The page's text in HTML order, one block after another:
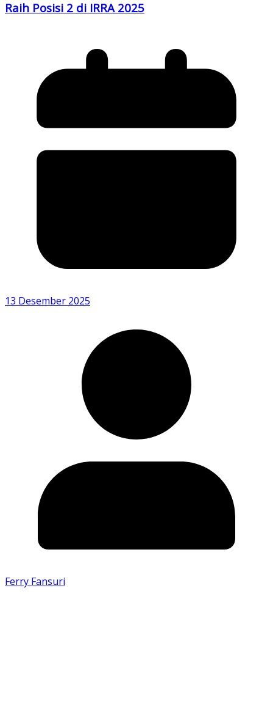
Raih Posisi 2 di IRRA 2025
13 Desember 2025
Ferry Fansuri